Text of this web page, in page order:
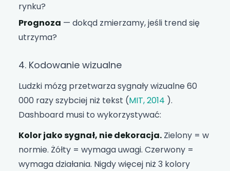
rynku?
Prognoza — dokąd zmierzamy, jeśli trend się
utrzyma?
4. Kodowanie wizualne
Ludzki mózg przetwarza sygnały wizualne 60
000 razy szybciej niż tekst (MIT, 2014 ).
Dashboard musi to wykorzystywać:
Kolor jako sygnał, nie dekoracja. Zielony = w
normie. Żółty = wymaga uwagi. Czerwony =
wymaga działania. Nigdy więcej niż 3 kolory